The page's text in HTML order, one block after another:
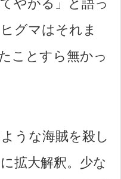
やがる」と語っ
グマはそれま
ことすら無かっ
うな海賊を殺し
拡大解釈。少な